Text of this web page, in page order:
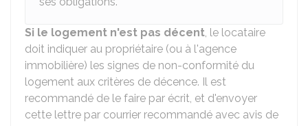
Si le logement n'est pas décent, le locataire
doit indiquer au propriétaire (ou à l'agence
immobilière) les signes de non-conformité du
logement aux critères de décence. Il est
recommandé de le faire par écrit, et d'envoyer
cette lettre par courrier recommandé avec avis de